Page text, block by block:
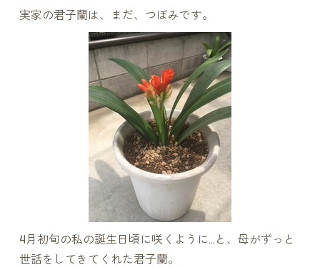
実家の君子蘭は、まだ、つぼみです。
4月初旬の私の誕生日頃に咲くように…と、母がずっと
世話をしてきてくれた君子蘭。